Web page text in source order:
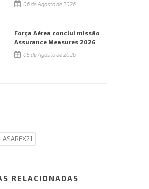
06 de Agosto de 2026
Força Aérea conclui missão
Assurance Measures 2026
05 de Agosto de 2026
ASAREX21
RELACIONADAS